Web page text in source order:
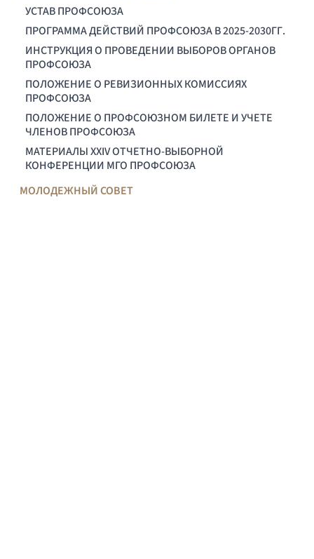
УСТАВ ПРОФСОЮЗА
ПРОГРАММА ДЕЙСТВИЙ ПРОФСОЮЗА В 2025-2030ГГ.
ИНСТРУКЦИЯ О ПРОВЕДЕНИИ ВЫБОРОВ ОРГАНОВ
ПРОФСОЮЗА
ПОЛОЖЕНИЕ О РЕВИЗИОННЫХ КОМИССИЯХ
ПРОФСОЮЗА
ПОЛОЖЕНИЕ О ПРОФСОЮЗНОМ БИЛЕТЕ И УЧЕТЕ
ЧЛЕНОВ ПРОФСОЮЗА
МАТЕРИАЛЫ XXIV ОТЧЕТНО-ВЫБОРНОЙ
КОНФЕРЕНЦИИ МГО ПРОФСОЮЗА
МОЛОДЕЖНЫЙ СОВЕТ